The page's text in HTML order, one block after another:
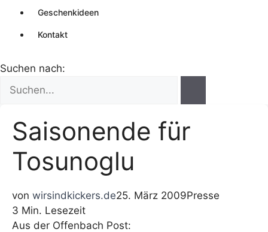
Geschenkideen
Kontakt
Suchen nach:
Saisonende für
Tosunoglu
von wirsindkickers.de25. März 2009Presse
3 Min. Lesezeit
Aus der Offenbach Post: